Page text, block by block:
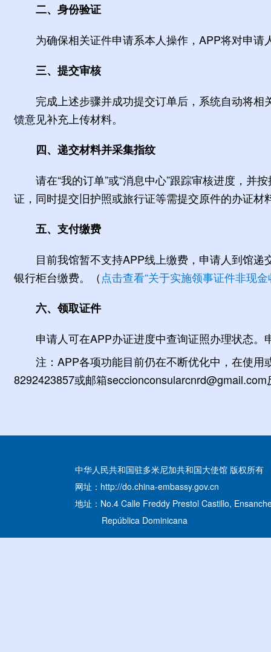
二、身份验证
为确保相关证件申请系本人操作，APP将对申
三、提交审核
完成上述步骤并成功提交订单后，系统自动将相
馈意见补充上传材料。
四、递交材料并采集指纹
请在“我的订单”或“消息中心”跟踪审核进度，并
证，同时提交旧护照或旅行证等需提交原件的办证
五、支付缴费
目前我馆暂不支持APP线上缴费，申请人到馆
银行柜台缴费。（点击查看“关于实施领事证件非现
六、领取证件
申请人可在APP办证进度中查询证照办理状态
注：APP各项功能目前仍在不断优化中，在使用
8292423857或邮箱seccionconsularcnrd@gmail.com
中华人民共和国驻多米尼加共和国大使馆 版权所有
网址：http://do.china-embassy.gov.cn
地址：No.4 Calle Freddy Prestol Castillo,
República Dominicana